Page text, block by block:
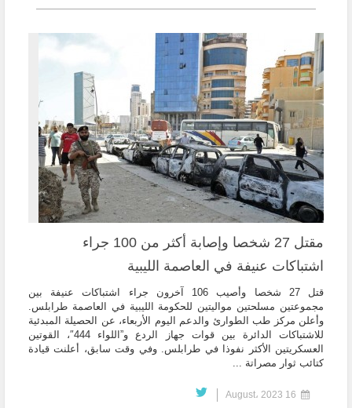
مقتل 27 شخصا وإصابة أكثر من 100 جراء
اشتباكات عنيفة في العاصمة الليبية
قتل 27 شخصا وأصيب 106 آخرون جراء اشتباكات عنيفة بين
مجموعتين مسلحتين مواليتين للحكومة الليبية في العاصمة طرابلس.
وأعلن مركز طب الطوارئ والدعم اليوم الأربعاء، عن الحصيلة المبدئية
للاشتباكات الدائرة بين قوات جهاز الردع و”اللواء 444″، القوتين
العسكريتين الأكثر نفوذا في طرابلس. وفي وقت سابق، أعلنت قيادة
كتائب ثوار مصراتة ...